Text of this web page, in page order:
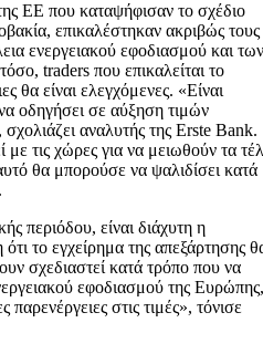
ΕΕ που καταψήφισαν το σχέδιο
επικαλέστηκαν ακριβώς τους
ενεργειακού εφοδιασμού και
traders που επικαλείται το
θα είναι ελεγχόμενες. «Είναι
οδηγήσει σε αύξηση τιμών
αναλυτής της Erste Bank.
τις χώρες για να μειωθούν τα
θα μπορούσε να ψαλιδίσει κατά
περιόδου, είναι διάχυτη η
το εγχείρημα της απεξάρτησης
σχεδιαστεί κατά τρόπο που να
εφοδιασμού της
παρενέργειες στις τιμές», τόνισε